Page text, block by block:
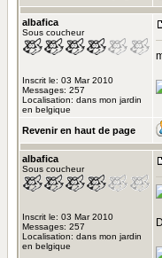
albafica
Sous coucheur
Inscrit le: 03 Mar 2010
Messages: 257
Localisation: dans mon jardin
en belgique
Revenir en haut de page
albafica
Sous coucheur
Inscrit le: 03 Mar 2010
Messages: 257
Localisation: dans mon jardin
en belgique